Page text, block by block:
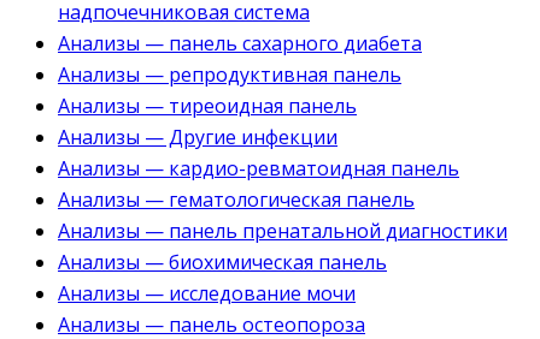
надпочечниковая система
Анализы — панель сахарного диабета
Анализы — репродуктивная панель
Анализы — тиреоидная панель
Анализы — Другие инфекции
Анализы — кардио-ревматоидная панель
Анализы — гематологическая панель
Анализы — панель пренатальной диагностики
Анализы — биохимическая панель
Анализы — исследование мочи
Анализы — панель остеопороза